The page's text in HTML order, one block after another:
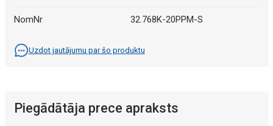
NomNr 32.768K-20PPM-S
Uzdot jautājumu par šo produktu
Piegādātāja prece apraksts